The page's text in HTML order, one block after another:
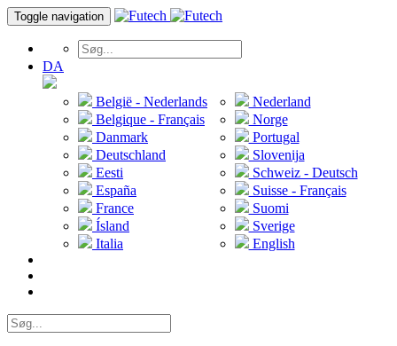
Toggle navigation
DA
België - Nederlands
Belgique - Français
Danmark
Deutschland
Eesti
España
France
Ísland
Italia
Nederland
Norge
Portugal
Slovenija
Schweiz - Deutsch
Suisse - Français
Suomi
Sverige
English